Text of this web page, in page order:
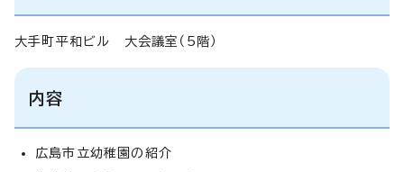
大手町平和ビル 大会議室（5階）
内容
広島市立幼稚園の紹介